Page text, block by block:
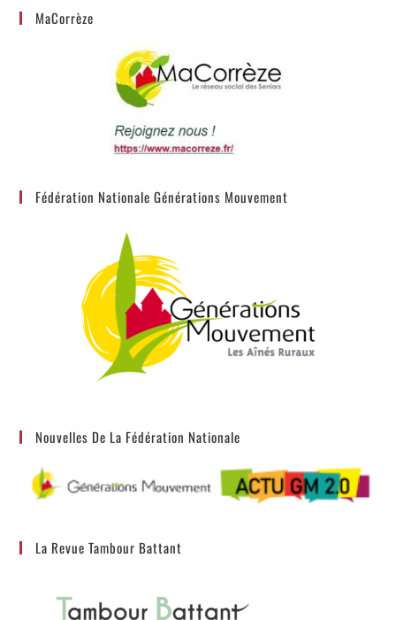
MaCorrèze
Fédération Nationale Générations Mouvement
Nouvelles De La Fédération Nationale
La Revue Tambour Battant